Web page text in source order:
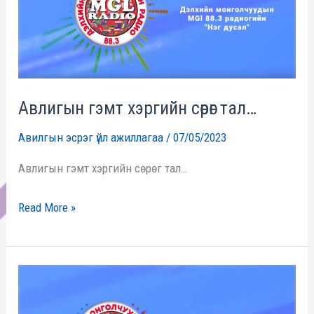
Авлигын гэмт хэргийн сөрөг тал…
Авилгын эсрэг үйл ажиллагаа /07/05/2023
Авлигын гэмт хэргийн сөрөг тал…
тал…
Read More »